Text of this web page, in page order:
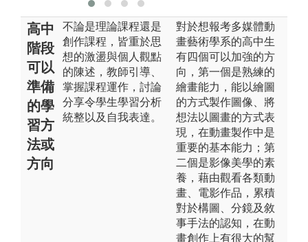
高中
階段
可以
準備
的學
習方
法或
方向
不論是理論課程還是
創作課程，皆重於思
想的激盪與個人觀點
的陳述，教師引導、
掌握課程運作，討論
分享令學生學習分析
統整以及自我表達。
對於想報考多媒體動
畫藝術學系的高中生
有四個可以加強的方
向，第一個是熟練的
繪畫能力，能以繪圖
的方式製作圖像、將
想法以圖畫的方式表
現，在動畫製作中是
重要的基本能力；第
二個是影像美學的素
養，藉由觀看各類動
畫、電影作品，累積
對於構圖、分鏡及敘
事手法的認知，在動
畫創作上有很大的幫